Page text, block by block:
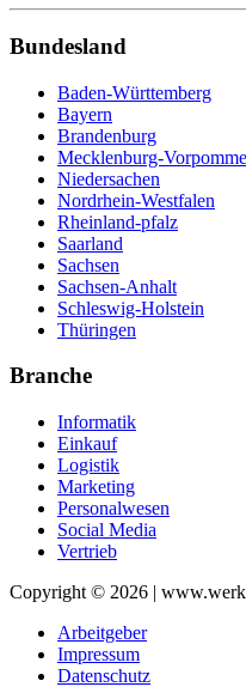
Bundesland
Baden-Württemberg
Bayern
Brandenburg
Mecklenburg-
Niedersachen
Nordrhein-Westfalen
Rheinland-pfalz
Saarland
Sachsen
Sachsen-Anhalt
Schleswig-Holstein
Thüringen
Branche
Informatik
Einkauf
Logistik
Marketing
Personalwesen
Social Media
Vertrieb
Copyright © 2026 |
Arbeitgeber
Impressum
Datenschutz